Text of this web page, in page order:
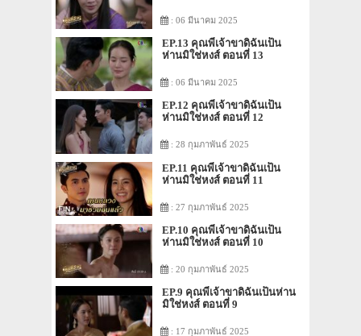
: 06 มีนาคม 2025
EP.13 คุณพี่เจ้าขาดิฉันเป็น
ห่านมิใช่หงส์ ตอนที่ 13
: 06 มีนาคม 2025
EP.12 คุณพี่เจ้าขาดิฉันเป็น
ห่านมิใช่หงส์ ตอนที่ 12
: 28 กุมภาพันธ์ 2025
EP.11 คุณพี่เจ้าขาดิฉันเป็น
ห่านมิใช่หงส์ ตอนที่ 11
: 27 กุมภาพันธ์ 2025
EP.10 คุณพี่เจ้าขาดิฉันเป็น
ห่านมิใช่หงส์ ตอนที่ 10
: 20 กุมภาพันธ์ 2025
EP.9 คุณพี่เจ้าขาดิฉันเป็นห่าน
มิใช่หงส์ ตอนที่ 9
: 17 กุมภาพันธ์ 2025